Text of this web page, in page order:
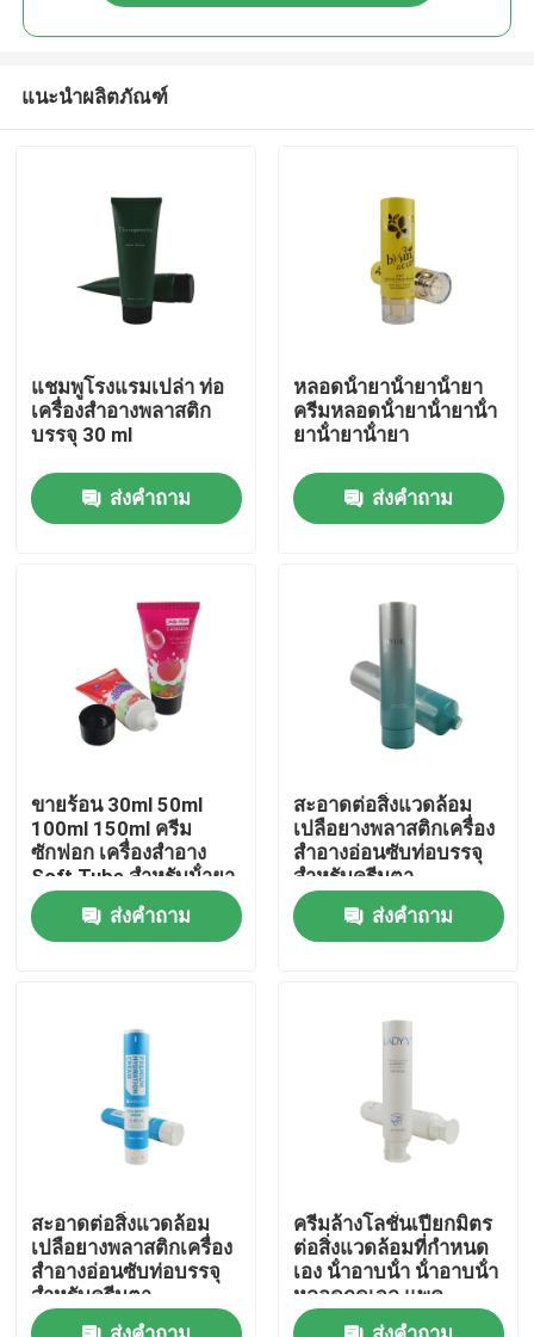
สินค้า
เกี่ยวกับเรา
ทัวร์โรงงาน
การควบคุมคุณภาพ
ท่อเสริมกาย
หลอดสกัด
หลอดเครื่องสำอางเปล่า
แนะนำผลิตภัณฑ์
แชมพูโรงแรมเปล่า ท่อ
เครื่องสําอางพลาสติก
บรรจุ 30 ml
ส่งคำถาม
หลอดน้ํายาน้ํายาน้ํายา
ครีมหลอดน้ํายาน้ํายาน้ํา
ยาน้ํายาน้ํายา
ส่งคำถาม
ขายร้อน 30ml 50ml
100ml 150ml ครีม
ซักฟอก เครื่องสําอาง
Soft Tube สําหรับน้ํายา
ผสมร่างกาย ครีมมือ
เครื่องสําอางท่อ
ส่งคำถาม
สะอาดต่อสิ่งแวดล้อม
เปลือยางพลาสติกเครื่อง
สําอางอ่อนซับท่อบรรจุ
สําหรับครีมตา
ส่งคำถาม
สะอาดต่อสิ่งแวดล้อม
เปลือยางพลาสติกเครื่อง
สําอางอ่อนซับท่อบรรจุ
สําหรับครีมตา
ครีมล้างโลชั่นเปียกมิตร
ต่อสิ่งแวดล้อมที่กําหนด
เอง น้ําอาบน้ํา น้ําอาบน้ํา
หลอดกดเจล แพค
พลาสติกหลอดอ่อน